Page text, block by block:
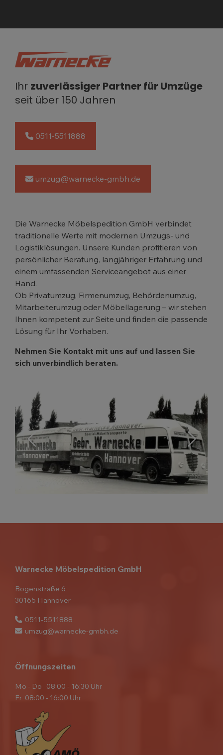
Ihr zuverlässiger Partner für Umzüge
seit über 150 Jahren
0511-5511888
umzug@warnecke-gmbh.de
Die Warnecke Möbelspedition GmbH verbindet
traditionelle Werte mit modernen Umzugs- und
Logistiklösungen. Unsere Kunden profitieren von
persönlicher Beratung, langjähriger Erfahrung und
einem umfassenden Serviceangebot aus einer
Hand.
Ob Privatumzug, Firmenumzug, Behördenumzug,
Mitarbeiterumzug oder Möbellagerung – wir stehen
Ihnen kompetent zur Seite und finden die passende
Lösung für Ihr Vorhaben.
Nehmen Sie Kontakt mit uns auf und lassen Sie
sich unverbindlich beraten.
Warnecke Möbelspedition GmbH
Bogenstraße 6
30165 Hannover
0511-5511888
umzug@warnecke-gmbh.de
Öffnungszeiten
Mo - Do 08:00 - 16:30 Uhr
Fr 08:00 - 16:00 Uhr